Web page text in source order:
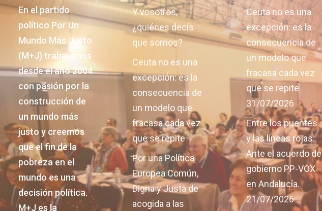
En el partido
político Por Un
Mundo Más Justo
(M+J) trabajamos
desde el año 2004
con pasión por la
construcción de
un mundo más
justo y creemos
que el fin de la
pobreza en el
mundo es una
decisión política.
M+J es la
Y vosotros,
¿quiénes decís
que somos?
Ceuta no es una
excepción: es la
consecuencia de
un modelo que
fracasa cada vez
que se repite
Por una Política
Europea Común,
Digna y Justa de
acogida a las
Ceuta no es una
excepción: es la
consecuencia de
un modelo que
fracasa cada vez
que se repite
31/07/2026
Entre los puentes
y las líneas rojas:
Ante el acuerdo de
gobierno PP-VOX
en Andalucía.
21/07/2026